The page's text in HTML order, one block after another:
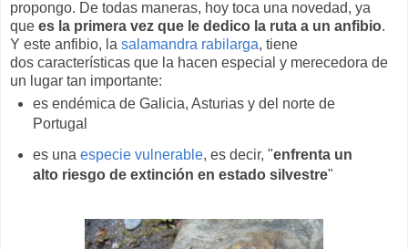
propongo. De todas maneras, hoy toca una novedad, ya
que es la primera vez que le dedico la ruta a un anfibio.
Y este anfibio, la salamandra rabilarga, tiene
dos características que la hacen especial y merecedora de
un lugar tan importante:
es endémica de Galicia, Asturias y del norte de
Portugal
es una especie vulnerable, es decir, "enfrenta un
alto riesgo de extinción en estado silvestre"